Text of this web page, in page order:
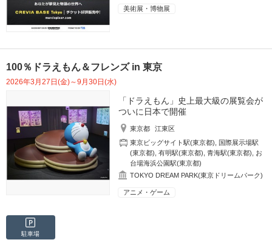
美術展・博物展
100％ドラえもん＆フレンズ in 東京
2026年3月27日(金)～9月30日(水)
「ドラえもん」史上最大級の展覧会が
ついに日本で開催
東京都
江東区
東京ビッグサイト駅(東京都)
国際展示場駅
(東京都) ,有明駅(東京都) ,青海駅(東京都)
お
台場海浜公園駅(東京都)
TOKYO DREAM PARK(東京ドリームパーク)
アニメ・ゲーム
駐車場